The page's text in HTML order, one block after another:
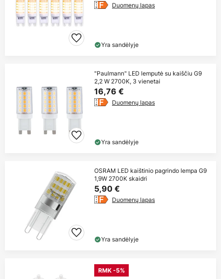
Duomenų lapas
Yra sandėlyje
"Paulmann" LED lemputė su kaiščiu G9
2,2 W 2700K, 3 vienetai
16,76 €
Duomenų lapas
Yra sandėlyje
OSRAM LED kaištinio pagrindo lempa G9
1,9W 2700K skaidri
5,90 €
Duomenų lapas
Yra sandėlyje
RMK -5%